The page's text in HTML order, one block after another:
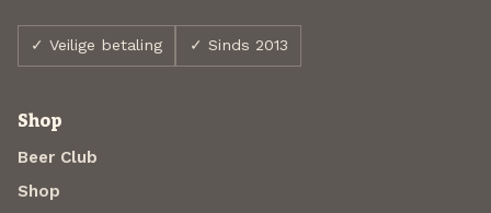
✓ Veilige betaling ✓ Sinds 2013
Shop
Beer Club
Shop